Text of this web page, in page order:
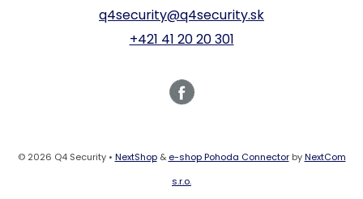
q4security@q4security.sk
+421 41 20 20 301
© 2026 Q4 Security • NextShop& e-shop Pohoda ConnectorbyNextCom
s.r.o.